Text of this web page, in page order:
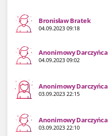
Bronisław Bratek
04.09.2023 09:18
Anonimowy Darczyńca
04.09.2023 09:02
Anonimowy Darczyńca
03.09.2023 22:15
Anonimowy Darczyńca
03.09.2023 22:10